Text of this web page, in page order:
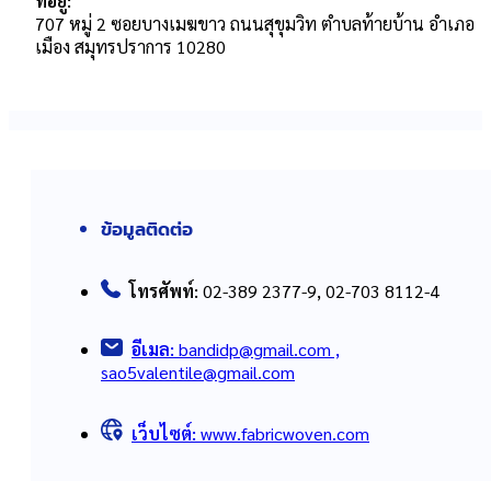
707 หมู่ 2 ซอยบางเมฆขาว ถนนสุขุมวิท ตำบลท้ายบ้าน อำเภอ
เมือง สมุทรปราการ 10280
ข้อมูลติดต่อ
โทรศัพท์: 02-389 2377-9, 02-703 8112-4
อีเมล: bandidp@gmail.com ,
sao5valentile@gmail.com
เว็บไซต์: www.fabricwoven.com